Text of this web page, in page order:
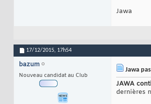
Jawa
17/12/2015, 17h54
bazum
Nouveau candidat au Club
Jawa
JAWA
dernières